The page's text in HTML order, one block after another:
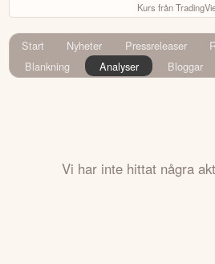
Kurs från
Start Nyheter Pressreleaser
Blankning
Analyser Bloggar
Vi har inte hittat några